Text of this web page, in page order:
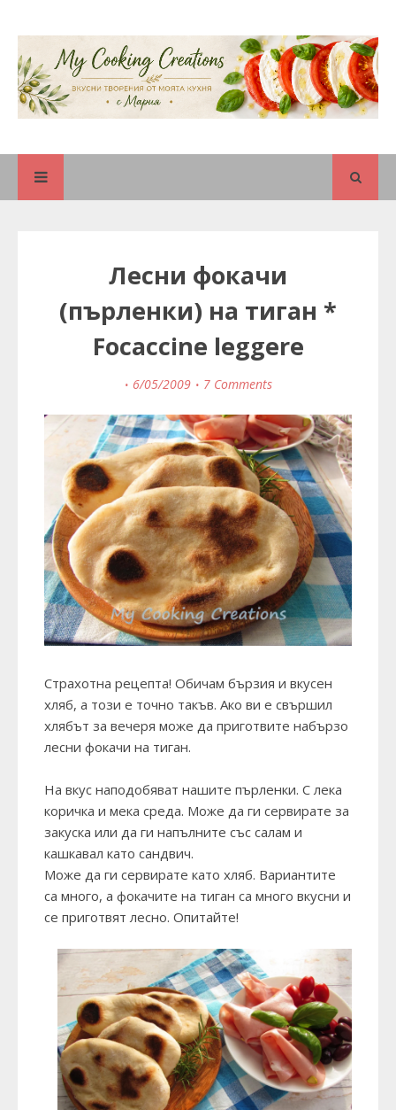
Лесни фокачи
(пърленки) на тиган *
Focaccine leggere
6/05/2009 7 Comments
Страхотна рецепта! Обичам бързия и вкусен
хляб, а този е точно такъв. Ако ви е свършил
хлябът за вечеря може да приготвите набързо
лесни фокачи на тиган.
На вкус наподобяват нашите пърленки. С лека
коричка и мека среда. Може да ги сервирате за
закуска или да ги напълните със салам и
кашкавал като сандвич.
Може да ги сервирате като хляб. Вариантите
са много, а фокачите на тиган са много вкусни и
се приготвят лесно. Опитайте!